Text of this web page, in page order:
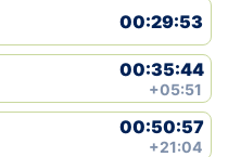
00:29:53
00:35:44
+05:51
00:50:57
+21:04